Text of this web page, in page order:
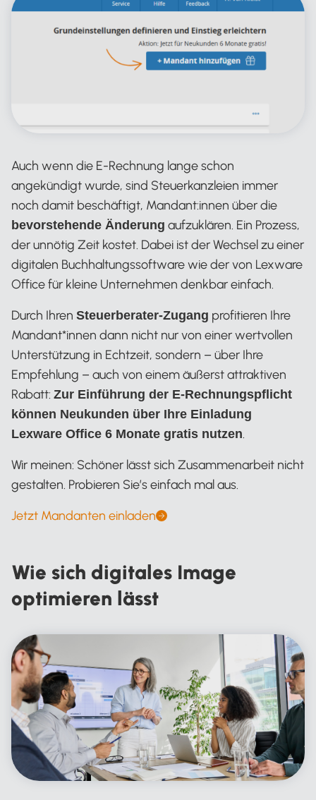
Auch wenn die E-Rechnung lange schon
angekündigt wurde, sind Steuerkanzleien immer
noch damit beschäftigt, Mandant:innen über die
bevorstehende Änderung aufzuklären. Ein Prozess,
der unnötig Zeit kostet. Dabei ist der Wechsel zu einer
digitalen Buchhaltungssoftware wie der von Lexware
Office für kleine Unternehmen denkbar einfach.
Durch Ihren Steuerberater-Zugang profitieren Ihre
Mandant*innen dann nicht nur von einer wertvollen
Unterstützung in Echtzeit, sondern – über Ihre
Empfehlung – auch von einem äußerst attraktiven
Rabatt: Zur Einführung der E-Rechnungspflicht
können Neukunden über Ihre Einladung
Lexware Office 6 Monate gratis nutzen.
Wir meinen: Schöner lässt sich Zusammenarbeit nicht
gestalten. Probieren Sie’s einfach mal aus.
Jetzt Mandanten einladen
Wie sich digitales Image
optimieren lässt